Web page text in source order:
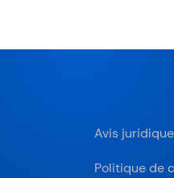
Avis juridique
Politique de